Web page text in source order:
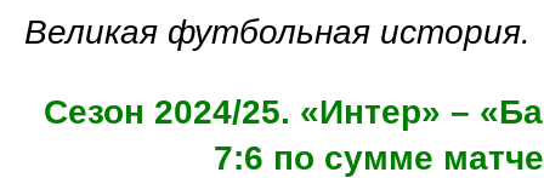
Великая футбольная история.
Сезон 2024/25. «Интер» –
7:6 по сумме